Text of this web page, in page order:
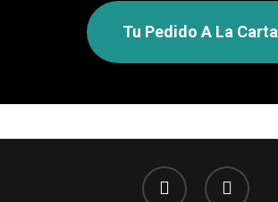
Tu Pedido A La Carta
facebook instagram